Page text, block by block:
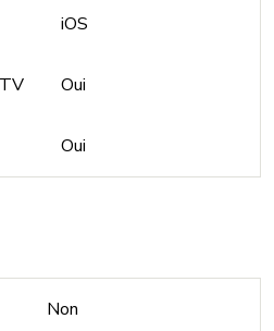
iOS
Oui
Oui
Non